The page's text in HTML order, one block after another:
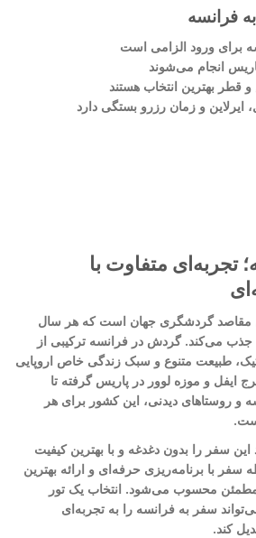
فرانسه
برای ورود الزامی است
انجام می‌شوند
قطر بهترین انتخاب هستند
و زمان رزرو بستگی دارد
تجربه‌ای متفاوت با
مقاصد گردشگری جهان است که هر سال
جذب می‌کند. گردش در فرانسه ترکیبی از
طبیعت متنوع و سبک زندگی خاص اروپایی
ایفل و موزه لوور در پاریس گرفته تا
و روستاهای دیدنی، این کشور برای هر
سفر را بدون دغدغه و با بهترین کیفیت
سفر با برنامه‌ریزی حرفه‌ای و ارائه بهترین
مطمئن محسوب می‌شود. انتخاب یک تور
سفر به فرانسه را به تجربه‌ای
کند.